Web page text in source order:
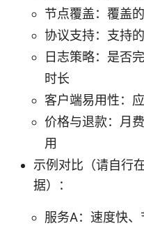
节点覆盖：覆盖
协议支持：支持
日志策略：是否
时长
客户端易用性：
价格与退款：月
用
示例对比（请自行
据）：
服务A：速度快